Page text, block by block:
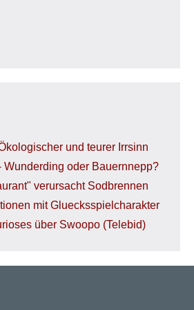
und teurer Irrsinn
Wunderding oder Bauernnepp?
verursacht Sodbrennen
mit Gluecksspielcharakter
über Swoopo (Telebid)